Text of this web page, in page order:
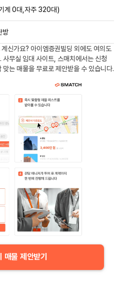
계 0대,자주 320대)
방
신가요? 아이엠증권빌딩 외에도 여의도
사무실 임대 사이트, 스매치에서는 신청
는 매물을 무료로 제안받을 수 있습니다.
매물 제안받기